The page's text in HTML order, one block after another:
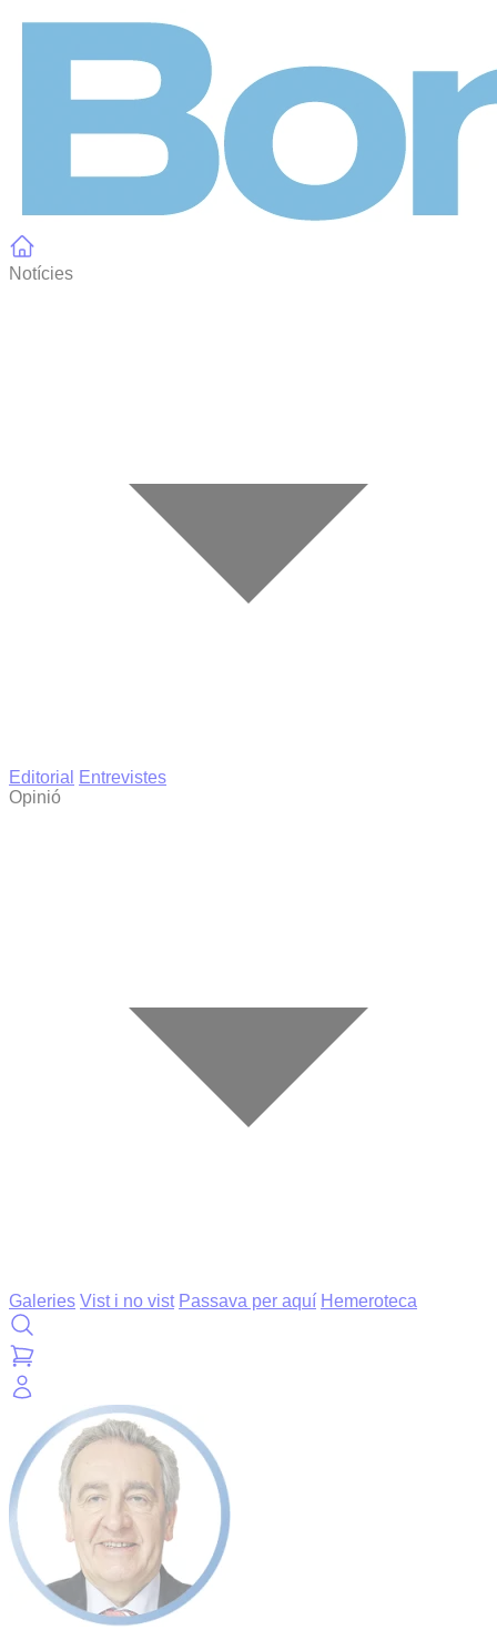
Notícies
Editorial
Entrevistes
Opinió
Galeries Vist i no vist Passava per aquí Hemeroteca